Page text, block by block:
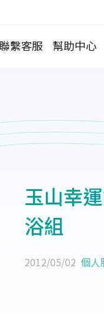
繫客服 幫助中心
玉山幸
浴組
2012/05/02 個人